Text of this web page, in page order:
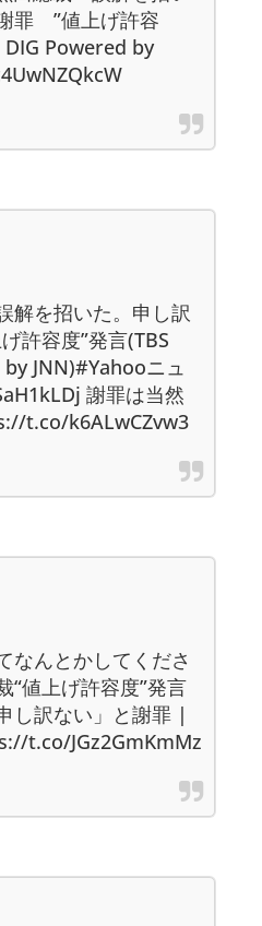
罪 ”値上げ許容
DIG Powered by
解を招いた。申し訳
許容度”発言(TBS
JNN)#Yahooニュ
謝罪は当然
t.co/k6ALwCZvw3
なんとかしてくださ
“値上げ許容度”発言
し訳ない」と謝罪 |
t.co/JGz2GmKmMz